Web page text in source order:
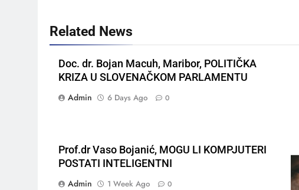
Related News
Doc. dr. Bojan Macuh, Maribor, POLITIČKA
KRIZA U SLOVENAČKOM PARLAMENTU
Admin
6 Days Ago 0
Prof.dr Vaso Bojanić, MOGU LI KOMPJUTERI
POSTATI INTELIGENTNI
Admin
1 Week Ago 0